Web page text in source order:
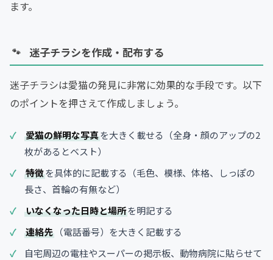
ます。
迷子チラシを作成・配布する
迷子チラシは愛猫の発見に非常に効果的な手段です。以下
のポイントを押さえて作成しましょう。
愛猫の鮮明な写真を大きく載せる（全身・顔のアップの2
枚があるとベスト）
特徴を具体的に記載する（毛色、模様、体格、しっぽの
長さ、首輪の有無など）
いなくなった日時と場所を明記する
連絡先 （電話番号）を大きく記載する
自宅周辺の電柱やスーパーの掲示板、動物病院に貼らせて